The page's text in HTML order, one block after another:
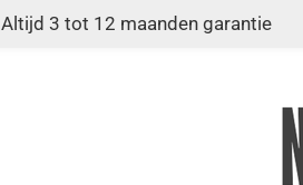
Altijd 3 tot 12 maanden garantie